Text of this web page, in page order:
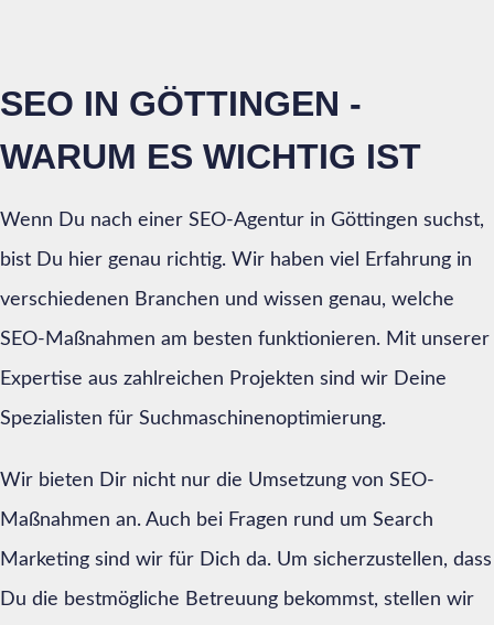
SEO IN GÖTTINGEN -
WARUM ES WICHTIG IST
Wenn Du nach einer SEO-Agentur in Göttingen suchst,
bist Du hier genau richtig. Wir haben viel Erfahrung in
verschiedenen Branchen und wissen genau, welche
SEO-Maßnahmen am besten funktionieren. Mit unserer
Expertise aus zahlreichen Projekten sind wir Deine
Spezialisten für Suchmaschinenoptimierung.
Wir bieten Dir nicht nur die Umsetzung von SEO-
Maßnahmen an. Auch bei Fragen rund um Search
Marketing sind wir für Dich da. Um sicherzustellen, dass
Du die bestmögliche Betreuung bekommst, stellen wir